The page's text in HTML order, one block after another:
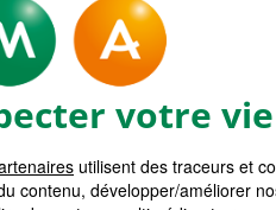
Devis Assurance
Obtenez votre tarif
à votre
votre
utilisent des traceurs et
contenu, développer/améliorer